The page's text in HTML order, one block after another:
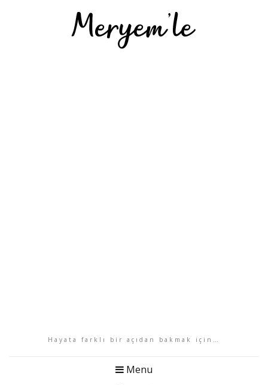
Hayata farklı bir açıdan bakmak için…
Menu